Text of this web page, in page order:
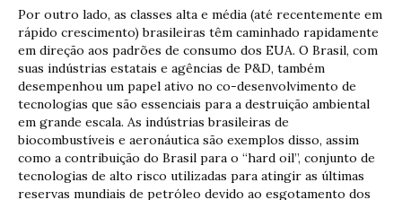
Por outro lado, as classes alta e média (até recentemente em
rápido crescimento) brasileiras têm caminhado rapidamente
em direção aos padrões de consumo dos EUA. O Brasil, com
suas indústrias estatais e agências de P&D, também
desempenhou um papel ativo no co-desenvolvimento de
tecnologias que são essenciais para a destruição ambiental
em grande escala. As indústrias brasileiras de
biocombustíveis e aeronáutica são exemplos disso, assim
como a contribuição do Brasil para o “hard oil”, conjunto de
tecnologias de alto risco utilizadas para atingir as últimas
reservas mundiais de petróleo devido ao esgotamento dos